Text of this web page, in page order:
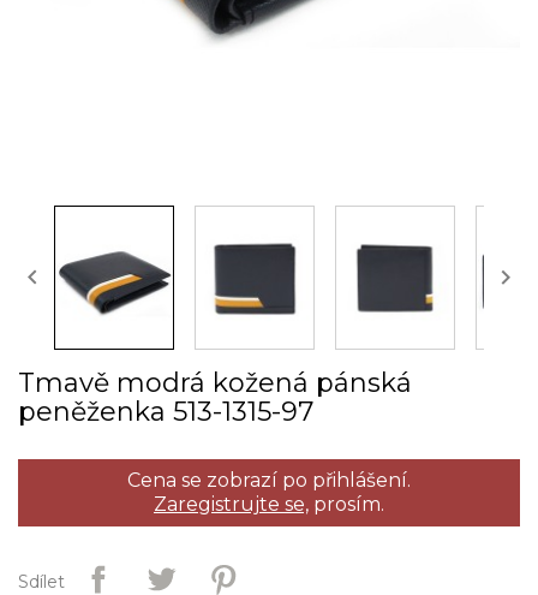
 
Tmavě modrá kožená pánská
peněženka 513­-1315­-97
Cena se zobrazí po přihlášení.
Zaregistrujte se, prosím.
Sdílet